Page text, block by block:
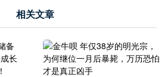
相关文章